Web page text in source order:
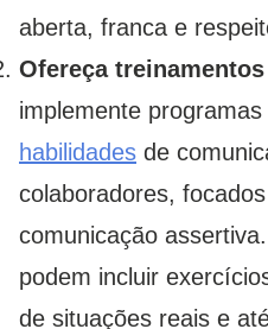
aberta, franca e
Ofereça
implemente programas
habilidades de
colaboradores,
comunicação
podem incluir
de situações reais e